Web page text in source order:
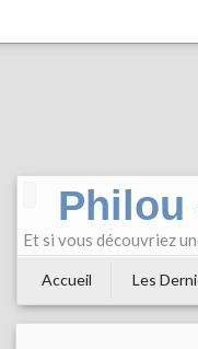
Philou
Et si vous découvriez
Accueil Les